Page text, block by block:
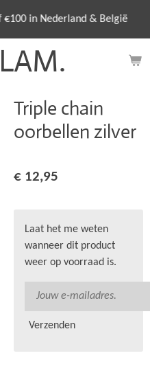
€100 in Nederland & België
Triple chain
oorbellen zilver
€ 12,95
Laat het me weten
wanneer dit product
weer op voorraad is.
Verzenden